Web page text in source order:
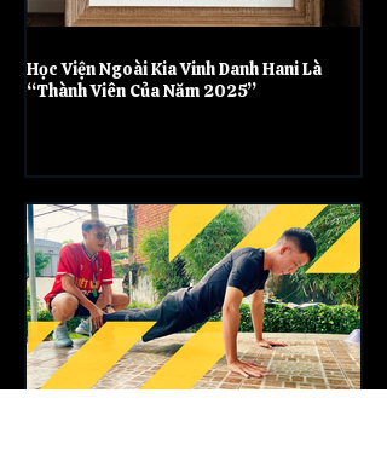
Học Viện Ngoài Kia Vinh Danh Hani Là
“Thành Viên Của Năm 2025”